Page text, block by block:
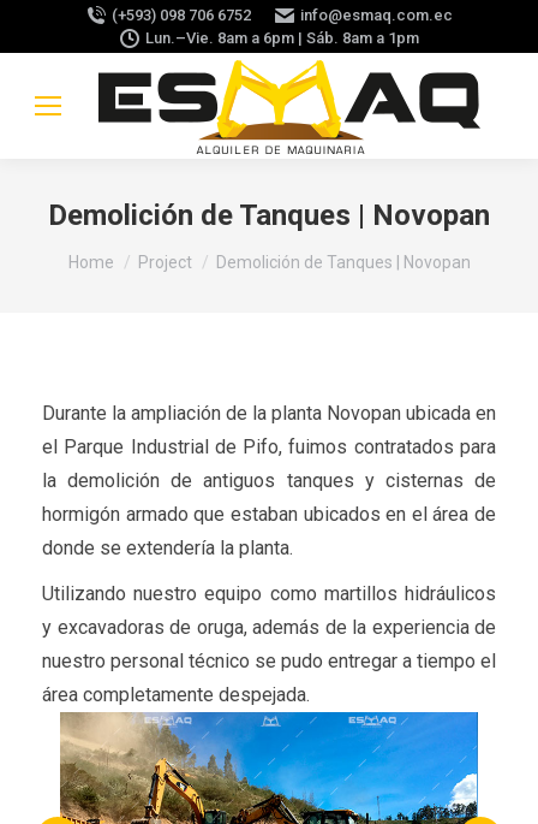
(+593) 098 706 6752
info@esmaq.com.ec
Lun.–Vie. 8am a 6pm | Sáb. 8am a 1pm
Demolición de Tanques | Novopan
You are here:
Home Project Demolición de Tanques | Novopan
Durante la ampliación de la planta Novopan ubicada en
el Parque Industrial de Pifo, fuimos contratados para
la demolición de antiguos tanques y cisternas de
hormigón armado que estaban ubicados en el área de
donde se extendería la planta.
Utilizando nuestro equipo como martillos hidráulicos
y excavadoras de oruga, además de la experiencia de
nuestro personal técnico se pudo entregar a tiempo el
área completamente despejada.